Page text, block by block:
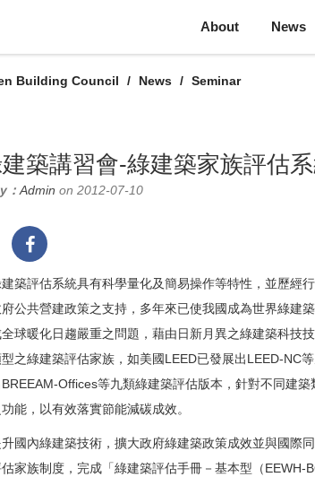
About News
Building Council News Seminar
築講習會-綠建築家族評估
： Admin on 2012-07-10
築評估系統具有科學量化及簡易操作等特性，並歷經
公共營建政策之支持，多年來已使我國成為世界綠建
球暖化日趨嚴重之問題，藉由日新月異之綠建築科技
之綠建築評估家族，如美國LEED已發展出LEED-NC
Offices等九類綠建築評估版本，針對不同建
能，以有效落實節能減碳成效。
國內綠建築技術，擴大政府綠建築政策成效並與國際
家族制度，完成「綠建築評估手冊－基本型（